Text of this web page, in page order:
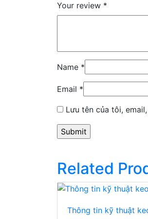
Your review *
Name *
Email *
Lưu tên của tôi,
Related
Thông tin kỹ thuật